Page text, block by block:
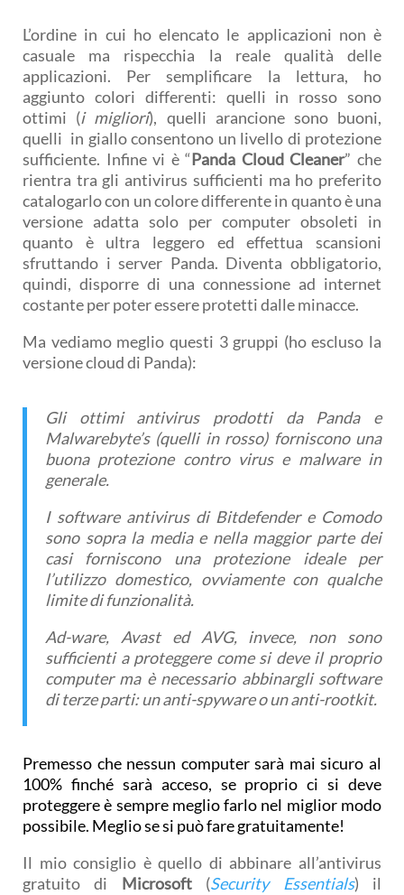
L’ordine in cui ho elencato le applicazioni non è
casuale ma rispecchia la reale qualità delle
applicazioni. Per semplificare la lettura, ho
aggiunto colori differenti: quelli in rosso sono
ottimi (i migliori), quelli arancione sono buoni,
quelli in giallo consentono un livello di protezione
sufficiente. Infine vi è “Panda Cloud Cleaner” che
rientra tra gli antivirus sufficienti ma ho preferito
catalogarlo con un colore differente in quanto è una
versione adatta solo per computer obsoleti in
quanto è ultra leggero ed effettua scansioni
sfruttando i server Panda. Diventa obbligatorio,
quindi, disporre di una connessione ad internet
costante per poter essere protetti dalle minacce.
Ma vediamo meglio questi 3 gruppi (ho escluso la
versione cloud di Panda):
Gli ottimi antivirus prodotti da Panda e
Malwarebyte’s (quelli in rosso) forniscono una
buona protezione contro virus e malware in
generale.
I software antivirus di Bitdefender e Comodo
sono sopra la media e nella maggior parte dei
casi forniscono una protezione ideale per
l’utilizzo domestico, ovviamente con qualche
limite di funzionalità.
Ad-ware, Avast ed AVG, invece, non sono
sufficienti a proteggere come si deve il proprio
computer ma è necessario abbinargli software
di terze parti: un anti-spyware o un anti-rootkit.
Premesso che nessun computer sarà mai sicuro al
100% finché sarà acceso, se proprio ci si deve
proteggere è sempre meglio farlo nel miglior modo
possibile. Meglio se si può fare gratuitamente!
Il mio consiglio è quello di abbinare all’antivirus
gratuito di Microsoft(Security Essentials) il